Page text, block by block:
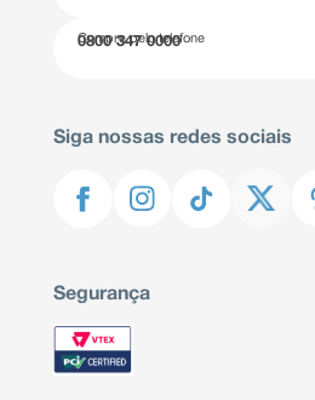
Compre pelo telefone
0800 347 0000
Siga nossas redes sociais
Segurança